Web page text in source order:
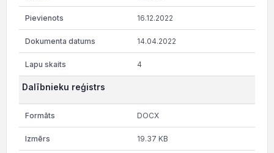
16.12.2022
14.04.2022
4
Dalībnieku reģistrs
DOCX
19.37 KB